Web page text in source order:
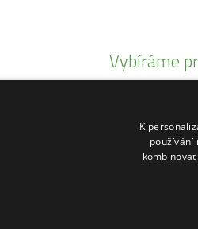
Vybíráme
Malotratory
Kuchyňské
Sekačky
Motorové pily
K
používání